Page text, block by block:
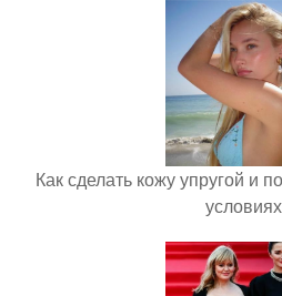
Как сделать кожу упругой и